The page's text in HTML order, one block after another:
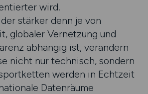
wird.
stärker denn je von
globaler Vernetzung und
abhängig ist, verändern
nicht nur technisch, sondern
werden in Echtzeit
Datenräume